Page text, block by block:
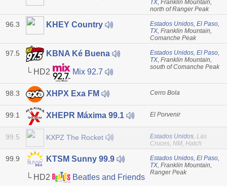
TX, Franklin Mountain,
north of Ranger Peak
96.3 KHEY Country
Estados Unidos, El Paso,
TX, Franklin Mountain,
Comanche Peak
97.5 KBNA Ké Buena
└ HD2 Mix 92.7
Estados Unidos, El Paso,
TX, Franklin Mountain,
south of Comanche Peak
98.3 XHPX Exa FM Cerro Bola
99.1 XHEPR Máxima 99.1 El Porvenir
99.5 KXPZ The Rocket Estados Unidos, Las
Cruces, NM, Hatch
99.9 KTSM Sunny 99.9
└ HD2 Beatles and Friends
Estados Unidos, El Paso,
TX, Franklin Mountain,
Ranger Peak